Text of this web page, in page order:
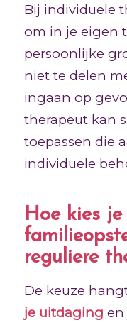
Bij individuele
om in je eigen
persoonlijke
niet te delen
ingaan op
therapeut kan
toepassen die
individuele
Hoe kies je
reguliere
De keuze
je uitdaging en